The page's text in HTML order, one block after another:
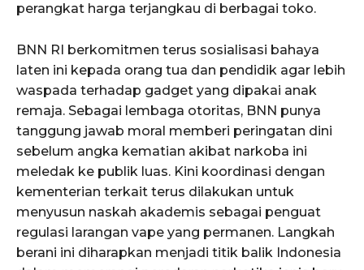
perangkat harga terjangkau di berbagai toko.
BNN RI berkomitmen terus sosialisasi bahaya
laten ini kepada orang tua dan pendidik agar lebih
waspada terhadap gadget yang dipakai anak
remaja. Sebagai lembaga otoritas, BNN punya
tanggung jawab moral memberi peringatan dini
sebelum angka kematian akibat narkoba ini
meledak ke publik luas. Kini koordinasi dengan
kementerian terkait terus dilakukan untuk
menyusun naskah akademis sebagai penguat
regulasi larangan vape yang permanen. Langkah
berani ini diharapkan menjadi titik balik Indonesia